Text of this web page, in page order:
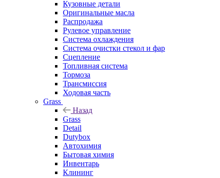
Кузовные детали
Оригинальные масла
Распродажа
Рулевое управление
Система охлаждения
Система очистки стекол и фар
Сцепление
Топливная система
Тормоза
Трансмиссия
Ходовая часть
Grass
Назад
Grass
Detail
Dutybox
Автохимия
Бытовая химия
Инвентарь
Клининг